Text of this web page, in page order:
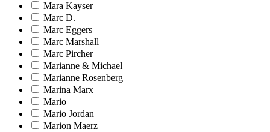
Mara Kayser
Marc D.
Marc Eggers
Marc Marshall
Marc Pircher
Marianne & Michael
Marianne Rosenberg
Marina Marx
Mario
Mario Jordan
Marion Maerz